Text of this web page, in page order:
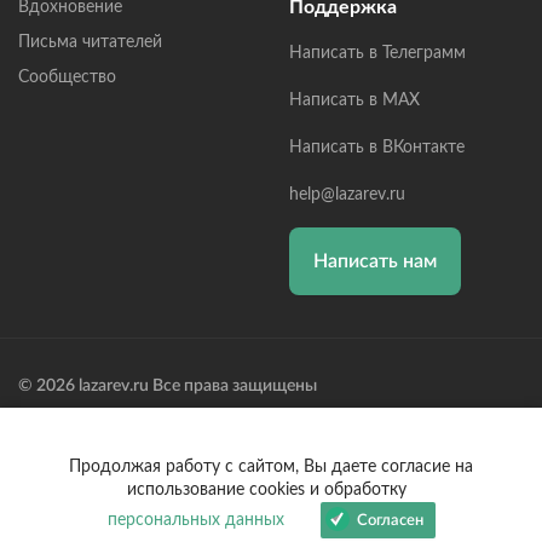
Вдохновение
Письма читателей
Сообщество
Поддержка
Написать в Телеграмм
Написать в MAX
Написать в ВКонтакте
help@lazarev.ru
Написать нам
© 2026 lazarev.ru Все права защищены
Банк: ОАО "АЛЬФА-БАНК" БИК: 044525593, К/С:
30101810200000000593
Продолжая работу с сайтом, Вы даете согласие на
использование cookies и обработку
персональных данных
Согласен